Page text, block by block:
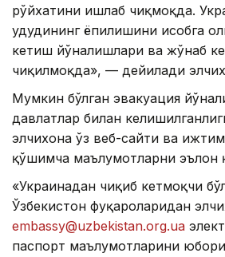
рўйхатини ишлаб чиқмоқда.
ҳудудининг ёпилишини ҳисобга
кетиш йўналишлари ва жўнаб
чиқилмоқда», — дейилади
Мумкин бўлган эвакуация
давлатлар билан
элчихона ўз веб-сайти ва
қўшимча маълумотларни эълон
«Украинадан чиқиб кетмоқчи
Ўзбекистон фуқароларидан
embassy@uzbekistan.org.ua
паспорт маълумотларини